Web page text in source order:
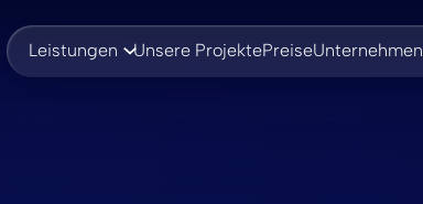
Leistungen
Unsere ProjektePreiseUnternehmen